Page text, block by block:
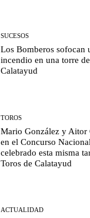
SUCESOS
Los Bomberos sofocan
incendio en una torre
Calatayud
TOROS
Mario González y Aitor
en el Concurso
celebrado esta misma
Toros de Calatayud
ACTUALIDAD